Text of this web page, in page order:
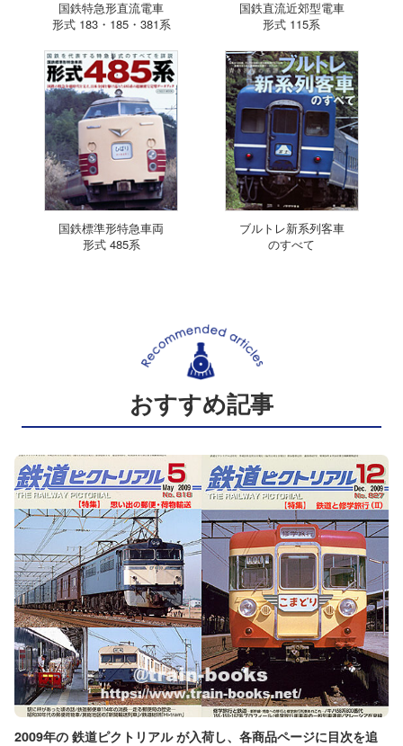
国鉄特急形直流電車
形式 183・185・381系
国鉄直流近郊型電車
形式 115系
国鉄標準形特急車両
形式 485系
ブルトレ新系列客車
のすべて
おすすめ記事
2009年の 鉄道ピクトリアル が入荷し、各商品ページに目次を追